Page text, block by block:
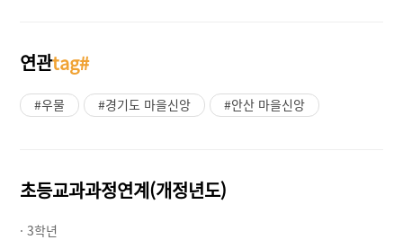
연관tag#
#우물 #경기도 마을신앙 #안산 마을신앙
초등교과과정연계(개정년도)
· 3학년